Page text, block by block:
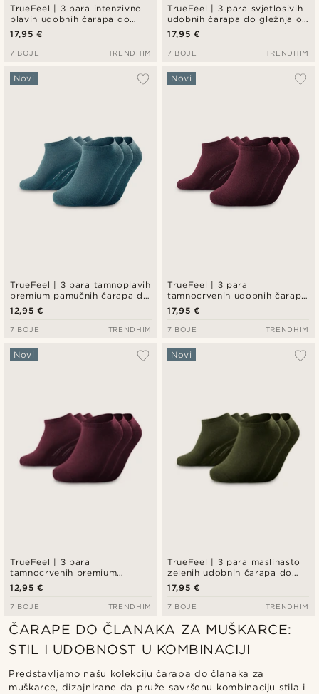
TrueFeel | 3 para intenzivno
plavih udobnih čarapa do
gležnja od bambusa
17,95 €
7 BOJE TRENDHIM
TrueFeel | 3 para svjetlosivih
udobnih čarapa do gležnja od
bambusa
17,95 €
7 BOJE TRENDHIM
TrueFeel | 3 para tamnoplavih
premium pamučnih čarapa do
gležnja
Novi
12,95 €
7 BOJE TRENDHIM
TrueFeel | 3 para
tamnocrvenih udobnih čarapa
do gležnja od bambusa
Novi
17,95 €
7 BOJE TRENDHIM
TrueFeel | 3 para
tamnocrvenih premium
pamučnih čarapa do gležnja
Novi
12,95 €
7 BOJE TRENDHIM
TrueFeel | 3 para maslinasto
zelenih udobnih čarapa do
gležnja od bambusa
Novi
17,95 €
7 BOJE TRENDHIM
ČARAPE DO ČLANAKA ZA MUŠKARCE:
STIL I UDOBNOST U KOMBINACIJI
Predstavljamo našu kolekciju čarapa do članaka za
muškarce, dizajnirane da pruže savršenu kombinaciju stila i